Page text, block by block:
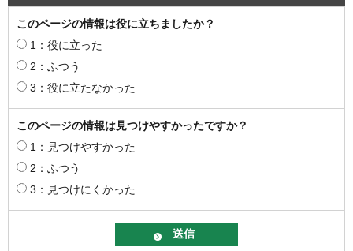
このページの情報は役に立ちましたか？
1：役に立った
2：ふつう
3：役に立たなかった
このページの情報は見つけやすかったですか？
1：見つけやすかった
2：ふつう
3：見つけにくかった